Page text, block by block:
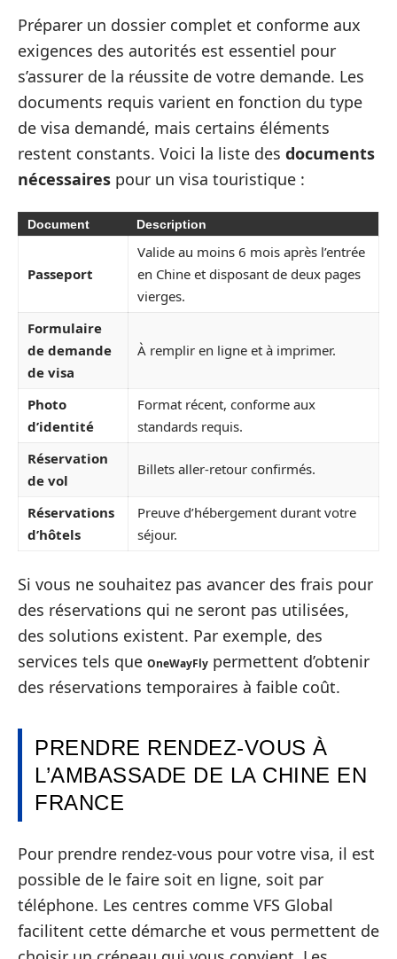
Préparer un dossier complet et conforme aux
exigences des autorités est essentiel pour
s’assurer de la réussite de votre demande. Les
documents requis varient en fonction du type
de visa demandé, mais certains éléments
restent constants. Voici la liste des documents
nécessaires pour un visa touristique :
Document Description
Passeport
Valide au moins 6 mois après l’entrée
en Chine et disposant de deux pages
vierges.
Formulaire
de demande
de visa
À remplir en ligne et à imprimer.
Photo
d’identité
Format récent, conforme aux
standards requis.
Réservation
de vol
Billets aller-retour confirmés.
Réservations
d’hôtels
Preuve d’hébergement durant votre
séjour.
Si vous ne souhaitez pas avancer des frais pour
des réservations qui ne seront pas utilisées,
des solutions existent. Par exemple, des
services tels que OneWayFly permettent d’obtenir
des réservations temporaires à faible coût.
PRENDRE RENDEZ-VOUS À
L’AMBASSADE DE LA CHINE EN
FRANCE
Pour prendre rendez-vous pour votre visa, il est
possible de le faire soit en ligne, soit par
téléphone. Les centres comme VFS Global
facilitent cette démarche et vous permettent de